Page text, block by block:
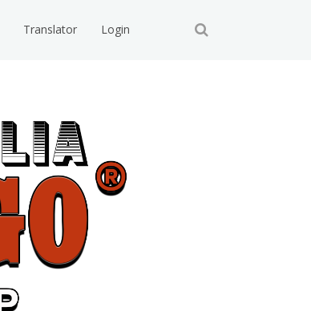
Translator Login